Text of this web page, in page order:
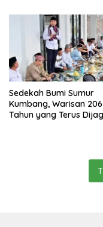
Sedekah Bumi Sumur
Kumbang, Warisan 206
Tahun yang Terus